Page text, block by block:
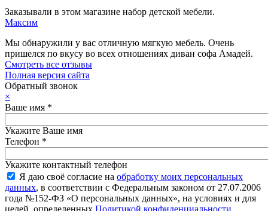
Заказывали в этом магазине набор детской мебели.
Максим
Мы обнаружили у вас отличную мягкую мебель. Очень
пришелся по вкусу во всех отношениях диван софа Амадей.
Смотреть все отзывы
Полная версия сайта
Обратный звонок
×
Ваше имя *
Укажите Ваше имя
Телефон *
Укажите контактный телефон
Я даю своё согласие на обработку моих персональных
данных, в соответствии с Федеральным законом от 27.07.2006
года №152-ФЗ «О персональных данных», на условиях и для
целей, определенных Политикой конфиденциальности